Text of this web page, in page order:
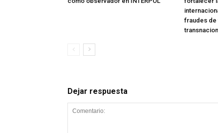
fraudes
Dejar respuesta